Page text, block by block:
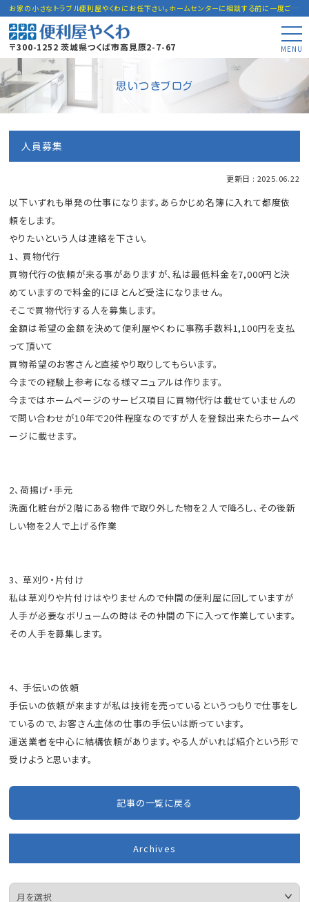
お家の小さなトラブル便利屋やくわにお任下さい。ホームセンターに相談する前に一度ご連絡下さい。
〒300-1252 茨城県つくば市高見原2-7-67 MENU
思いつきブログ
人員募集
更新日 : 2025.06.22
以下いずれも単発の仕事になります。あらかじめ名簿に入れて都度依
頼をします。
やりたいという人は連絡を下さい。
1、 買物代行
買物代行の依頼が来る事がありますが、私は最低料金を7,000円と決
めていますので料金的にほとんど受注になりません。
そこで買物代行する人を募集します。
金額は希望の金額を決めて便利屋やくわに事務手数料1,100円を支払
って頂いて
買物希望のお客さんと直接やり取りしてもらいます。
今までの経験上参考になる様マニュアルは作ります。
今まではホームページのサービス項目に買物代行は載せていませんの
で問い合わせが10年で20件程度なのですが人を登録出来たらホームペ
ージに載せます。
2、荷揚げ・手元
洗面化粧台が２階にある物件で取り外した物を２人で降ろし、その後新
しい物を２人で上げる作業
3、 草刈り・片付け
私は草刈りや片付けはやりませんので仲間の便利屋に回していますが
人手が必要なボリュームの時はその仲間の下に入って作業しています。
その人手を募集します。
4、 手伝いの依頼
手伝いの依頼が来ますが私は技術を売っているというつもりで仕事をし
ているので、お客さん主体の仕事の手伝いは断っています。
運送業者を中心に結構依頼があります。やる人がいれば紹介という形で
受けようと思います。
記事の一覧に戻る
Archives